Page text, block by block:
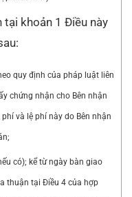
tại khoản 1 Điều này
quy định của pháp luật liên
chứng nhận cho Bên nhận
và lệ phí này do Bên nhận
có); kể từ ngày bàn giao
thuận tại Điều 4 của hợp